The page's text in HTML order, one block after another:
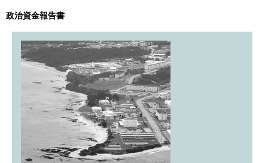
政治資金報告書